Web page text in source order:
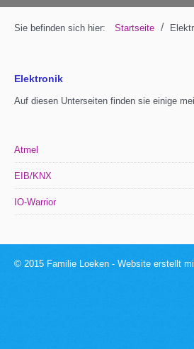
Sie befinden sich hier: Startseite /
Elektronik
Auf diesen Unterseiten finden sie einige
Atmel
EIB/KNX
IO-Warrior
© 2015 Familie Loeken - Website erstellt